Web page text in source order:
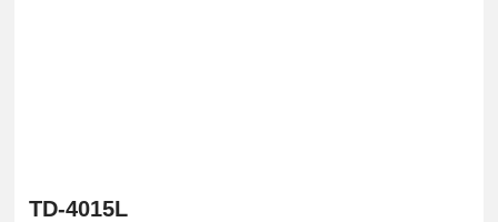
TD-4015L